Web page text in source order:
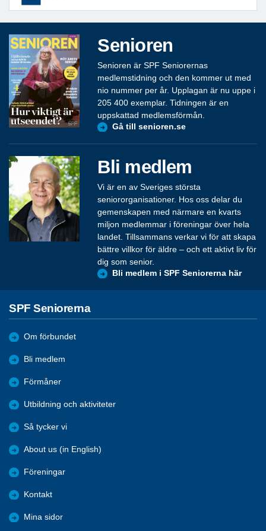
Senioren
Senioren är SPF Seniorernas
medlemstidning och den kommer ut med
nio nummer per år. Upplagan är nu uppe i
205 400 exemplar. Tidningen är en
uppskattad medlemsförmån.
Gå till senioren.se
Bli medlem
Vi är en av Sveriges största
seniororganisationer. Hos oss delar du
gemenskapen med närmare en kvarts
miljon medlemmar i föreningar över hela
landet. Tillsammans verkar vi för att skapa
bättre villkor för äldre – och ett aktivt liv för
dig som senior.
Bli medlem i SPF Seniorerna här
SPF Seniorerna
Om förbundet
Bli medlem
Förmåner
Utbildning och aktiviteter
Så tycker vi
About us (in English)
Föreningar
Kontakt
Mina sidor